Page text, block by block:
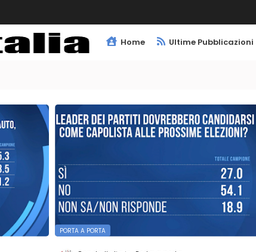
Home Ultime Pubblicazioni
PORTA A PORTA